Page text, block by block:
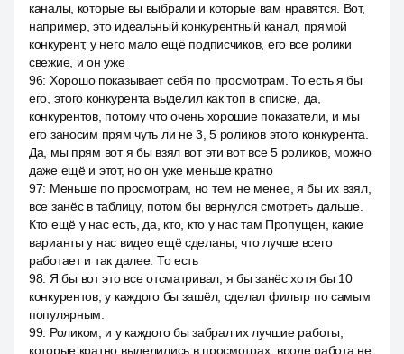
каналы, которые вы выбрали и которые вам нравятся. Вот,
например, это идеальный конкурентный канал, прямой
конкурент, у него мало ещё подписчиков, его все ролики
свежие, и он уже
96: Хорошо показывает себя по просмотрам. То есть я бы
его, этого конкурента выделил как топ в списке, да,
конкурентов, потому что очень хорошие показатели, и мы
его заносим прям чуть ли не 3, 5 роликов этого конкурента.
Да, мы прям вот я бы взял вот эти вот все 5 роликов, можно
даже ещё и этот, но он уже меньше кратно
97: Меньше по просмотрам, но тем не менее, я бы их взял,
все занёс в таблицу, потом бы вернулся смотреть дальше.
Кто ещё у нас есть, да, кто, кто у нас там Пропущен, какие
варианты у нас видео ещё сделаны, что лучше всего
работает и так далее. То есть
98: Я бы вот это все отсматривал, я бы занёс хотя бы 10
конкурентов, у каждого бы зашёл, сделал фильтр по самым
популярным.
99: Роликом, и у каждого бы забрал их лучшие работы,
которые кратно выделились в просмотрах, вроде работа не